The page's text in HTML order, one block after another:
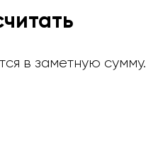
в заметную сумму.